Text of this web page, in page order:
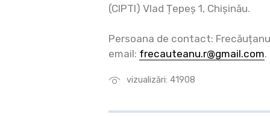
vizualizări: 41908
(CIPTI) Vlad Țepeș 1, Chișinău.
Persoana de contact:
email: frecauteanu.r@gmail.com.